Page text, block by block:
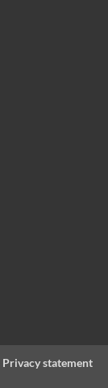
Privacy statement